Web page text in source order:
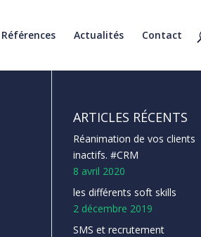
Références Actualités Contact
ARTICLES RÉCENTS
Réanimation de vos clients
inactifs. #CRM
8 avril 2020
les différents soft skills
2 décembre 2019
SMS et recrutement